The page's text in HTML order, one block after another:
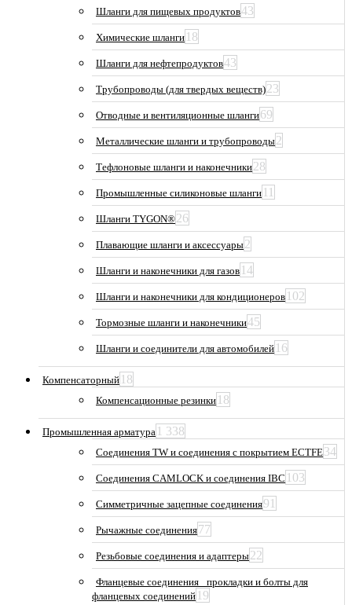
Шланги для пищевых продуктов43
Химические шланги 18
Шланги для нефтепродуктов43
Трубопроводы (для твердых веществ)23
Отводные и вентиляционные шланги69
Металлические шланги и трубопроводы2
Тефлоновые шланги и наконечники28
Промышленные силиконовые шланги 11
Шланги TYGON®26
Плавающие шланги и аксессуары2
Шланги и наконечники для газов 14
Шланги и наконечники для кондиционеров 102
Тормозные шланги и наконечники45
Шланги и соединители для автомобилей 16
Компенсаторный 18
Компенсационные резинки 18
Промышленная арматура 1 338
Соединения TW и соединения с покрытием ECTFE34
Соединения CAMLOCK и соединения IBC 103
Симметричные зацепные соединения91
Рычажные соединения77
Резьбовые соединения и адаптеры22
Фланцевые соединения_ прокладки и болты для
фланцевых соединений 19